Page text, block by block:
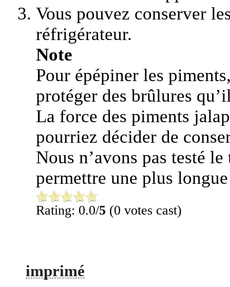
Vous pouvez conserver
réfrigérateur.
Note
Pour épépiner les
protéger des brûlures
La force des piments
pourriez décider de
Nous n’avons pas testé
permettre une plus
Rating: 0.0/5 (0 votes cast)
imprimé